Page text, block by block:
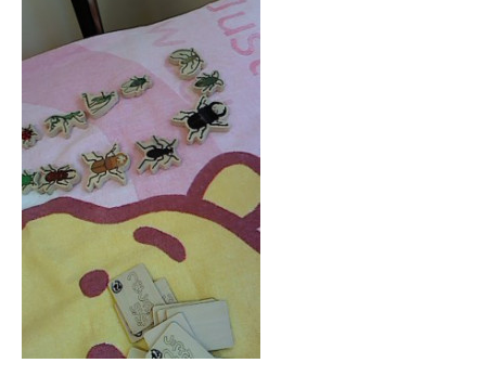
上越店
〒942-0072 新潟県上越市栄町2-11-40 1F
025-530-6711 (上越店)
0120-696-711 (フリーダイヤル)